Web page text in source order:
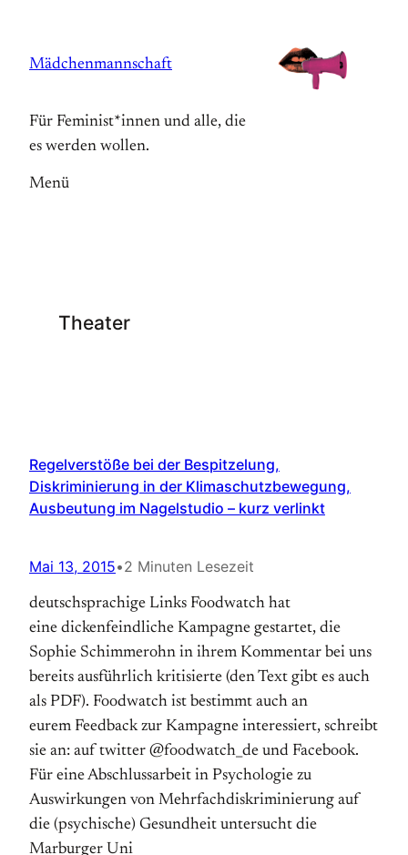
springen
Mädchenmannschaft
Für Feminist*innen und alle, die
es werden wollen.
Menü
Theater
Regelverstöße bei der Bespitzelung,
Diskriminierung in der Klimaschutzbewegung,
Ausbeutung im Nagelstudio – kurz verlinkt
Mai 13, 2015•2 Minuten Lesezeit
deutschsprachige Links Foodwatch hat
eine dickenfeindliche Kampagne gestartet, die
Sophie Schimmerohn in ihrem Kommentar bei uns
bereits ausführlich kritisierte (den Text gibt es auch
als PDF). Foodwatch ist bestimmt auch an
eurem Feedback zur Kampagne interessiert, schreibt
sie an: auf twitter @foodwatch_de und Facebook.
Für eine Abschlussarbeit in Psychologie zu
Auswirkungen von Mehrfachdiskriminierung auf
die (psychische) Gesundheit untersucht die
Marburger Uni